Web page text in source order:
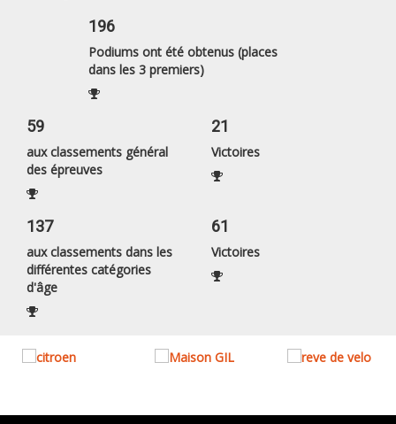
196
Podiums ont été obtenus (places
dans les 3 premiers)
59
aux classements général
des épreuves
21
Victoires
137
aux classements dans les
différentes catégories
d'âge
61
Victoires